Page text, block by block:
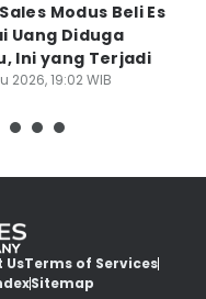
Modus Beli Es
Uang Diduga
Ini yang Terjadi
2026, 19:02 WIB
UsTerms of Services
Sitemap